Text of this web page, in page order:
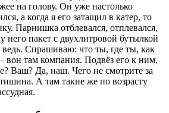
на голову. Он уже настолько
а когда я его затащил в катер, то
Парнишка отблевался, отплевался,
него пакет с двухлитровой бутылкой
Спрашиваю: что ты, где ты, как
вон там компания. Подвёз его к ним,
Ваш? Да, наш. Чего не смотрите за
А там такие же по возрасту